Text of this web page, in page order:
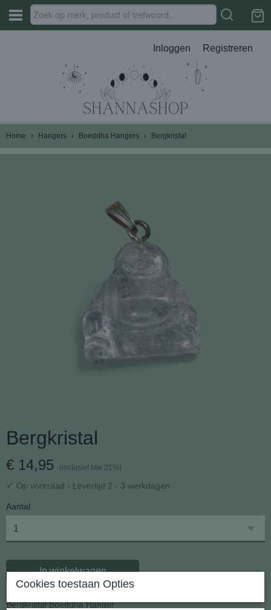
Inloggen Registreren
Home › Hangers › Boeddha Hangers › Bergkristal
Bergkristal
€ 14,95 (inclusief btw 21%)
✓ Op voorraad - Levertijd 2 - 3 werkdagen
Aantal
In winkelwagen
Bergkristal Boeddha Hanger
Cookies toestaan Opties